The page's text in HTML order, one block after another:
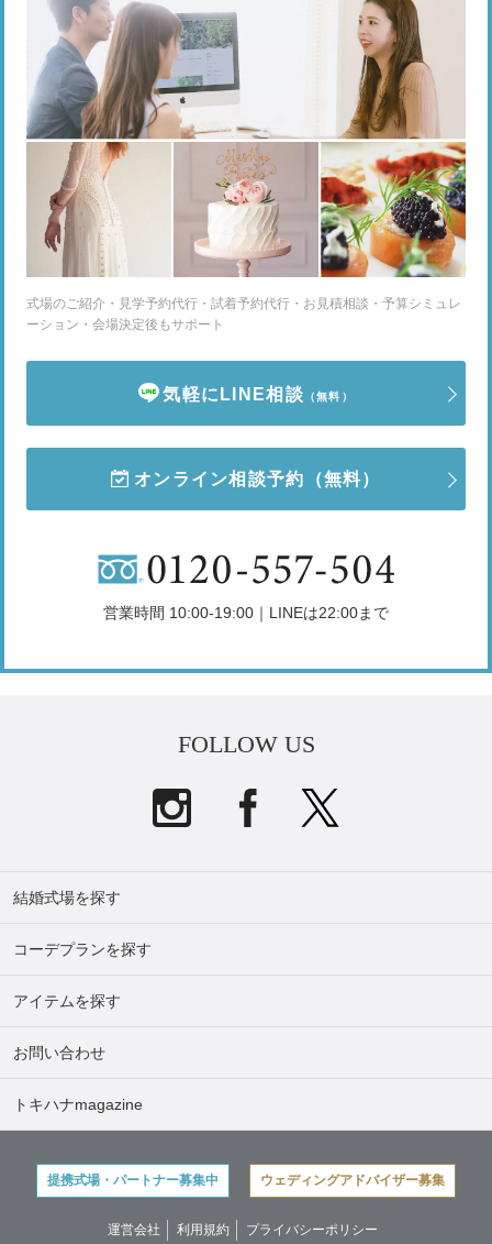
式場のご紹介・見学予約代行・試着予約代行・お見積相談・予算シミュレ
ーション・会場決定後もサポート
気軽にLINE相談 （無料）
オンライン相談予約 （無料）
営業時間 10:00-19:00｜LINEは22:00まで
FOLLOW US
結婚式場を探す
コーデプランを探す
アイテムを探す
お問い合わせ
トキハナmagazine
提携式場・パートナー募集中 ウェディングアドバイザー募集
運営会社 利用規約 プライバシーポリシー